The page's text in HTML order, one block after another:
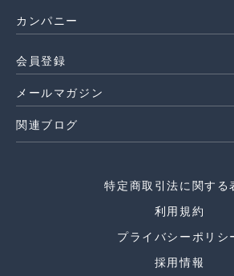
カンパニー
会員登録
メールマガジン
関連ブログ
特定商取引法に関する
利用規約
プライバシーポリシ
採用情報